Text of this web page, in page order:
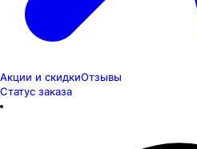
Акции и скидкиОтзывы
Статус заказа